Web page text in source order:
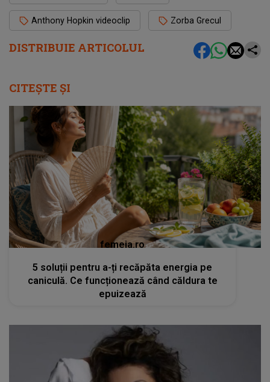
DISTRIBUIE ARTICOLUL
Anthony Hopkin videoclip Zorba Grecul
CITEȘTE ȘI
femeia.ro
5 soluții pentru a-ți recăpăta energia pe
caniculă. Ce funcționează când căldura te
epuizează